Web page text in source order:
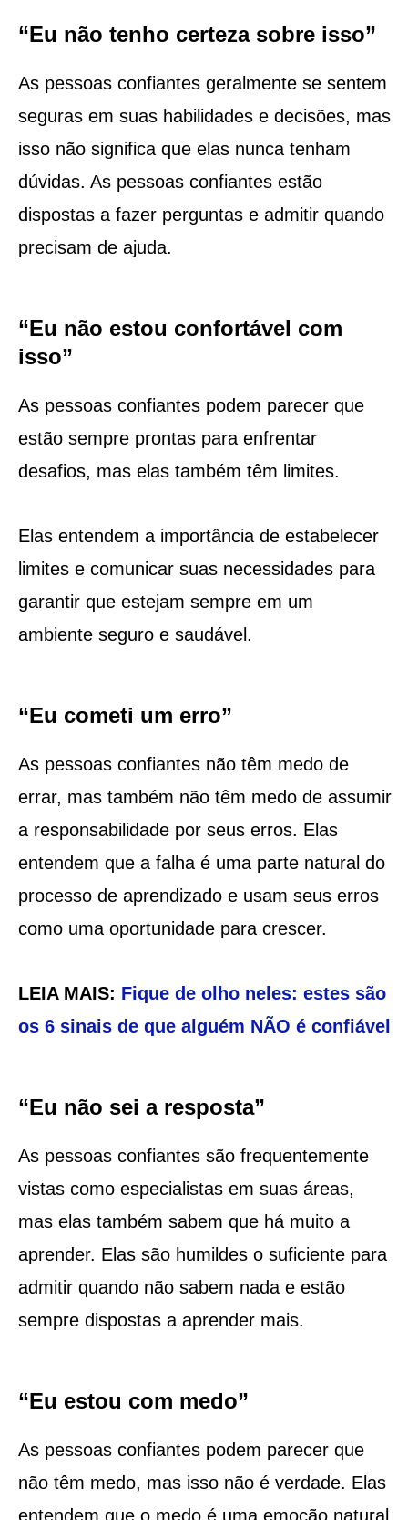
“Eu não tenho certeza sobre isso”
As pessoas confiantes geralmente se sentem
seguras em suas habilidades e decisões, mas
isso não significa que elas nunca tenham
dúvidas. As pessoas confiantes estão
dispostas a fazer perguntas e admitir quando
precisam de ajuda.
“Eu não estou confortável com
isso”
As pessoas confiantes podem parecer que
estão sempre prontas para enfrentar
desafios, mas elas também têm limites.
Elas entendem a importância de estabelecer
limites e comunicar suas necessidades para
garantir que estejam sempre em um
ambiente seguro e saudável.
“Eu cometi um erro”
As pessoas confiantes não têm medo de
errar, mas também não têm medo de assumir
a responsabilidade por seus erros. Elas
entendem que a falha é uma parte natural do
processo de aprendizado e usam seus erros
como uma oportunidade para crescer.
LEIA MAIS: Fique de olho neles: estes são
os 6 sinais de que alguém NÃO é confiável
“Eu não sei a resposta”
As pessoas confiantes são frequentemente
vistas como especialistas em suas áreas,
mas elas também sabem que há muito a
aprender. Elas são humildes o suficiente para
admitir quando não sabem nada e estão
sempre dispostas a aprender mais.
“Eu estou com medo”
As pessoas confiantes podem parecer que
não têm medo, mas isso não é verdade. Elas
entendem que o medo é uma emoção natural